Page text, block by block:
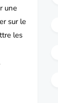
une
sur le
les